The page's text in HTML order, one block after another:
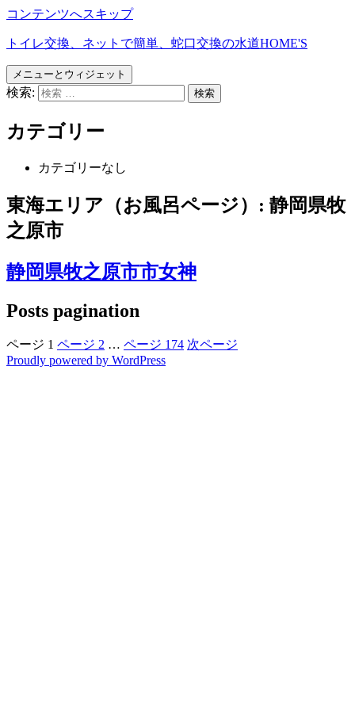
コンテンツへスキップ
トイレ交換、ネットで簡単、蛇口交換の水道HOME'S
メニューとウィジェット
検索:
カテゴリー
カテゴリーなし
東海エリア（お風呂ページ）: 静岡県牧
之原市
静岡県牧之原市市女神
Posts pagination
ページ 1 ページ 2 … ページ 174 次ページ
Proudly powered by WordPress